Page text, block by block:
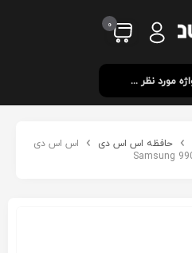
0
حافظه اس اس دی
اس اس دی